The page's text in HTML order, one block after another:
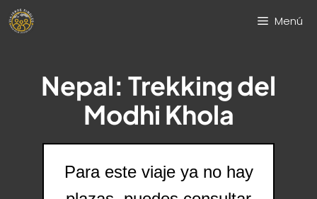
Saltar
Menú
Nepal: Trekking del
Modhi Khola
Para este viaje ya no hay